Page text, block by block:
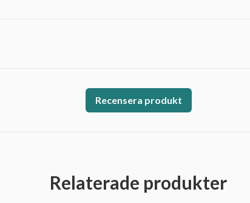
Recensera produkt
Relaterade produkter